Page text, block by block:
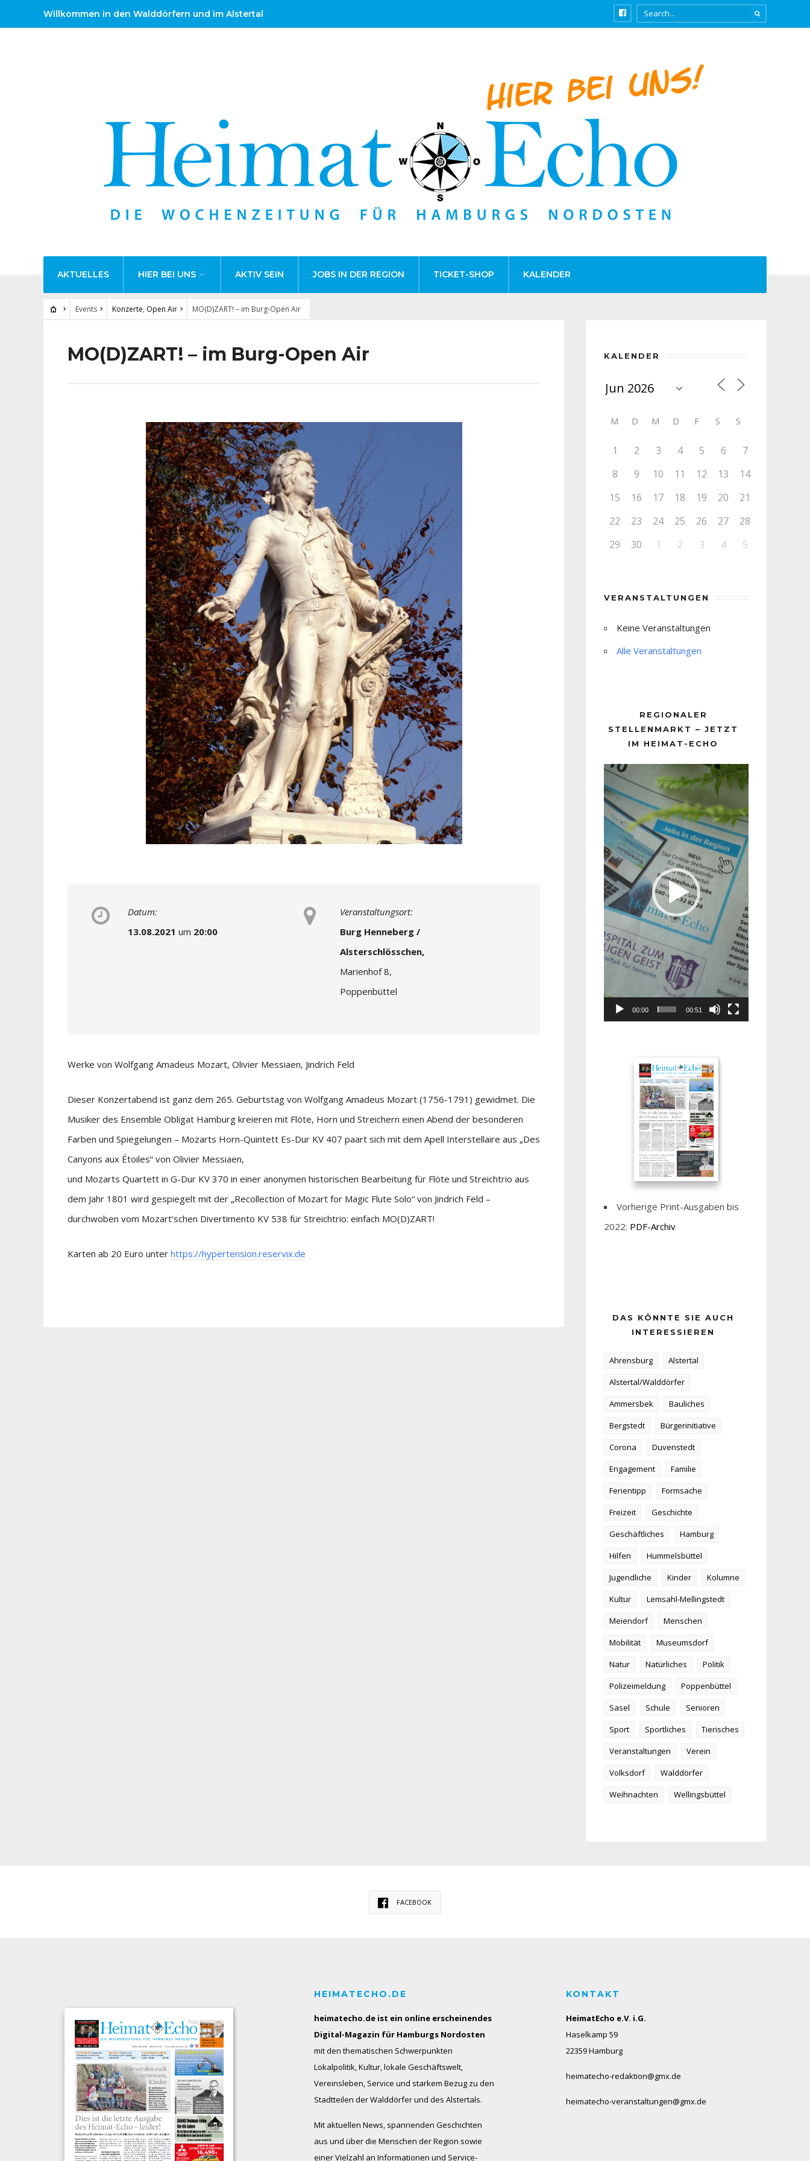
Willkommen in den Walddörfern und im Alstertal
AKTUELLES HIER BEI UNS AKTIV SEIN JOBS IN DER REGION TICKET-SHOP KALENDER
Events Konzerte, Open Air MO(D)ZART! – im Burg-Open Air
MO(D)ZART! – im Burg-Open Air
Datum:
13.08.2021 um 20:00
Veranstaltungsort:
Burg Henneberg /
Alsterschlösschen,
Marienhof 8,
Poppenbüttel
Werke von Wolfgang Amadeus Mozart, Olivier Messiaen, Jindrich Feld
Dieser Konzertabend ist ganz dem 265. Geburtstag von Wolfgang Amadeus Mozart (1756-1791) gewidmet. Die
Musiker des Ensemble Obligat Hamburg kreieren mit Flöte, Horn und Streichern einen Abend der besonderen
Farben und Spiegelungen – Mozarts Horn-Quintett Es-Dur KV 407 paart sich mit dem Apell Interstellaire aus „Des
Canyons aux Étoiles“ von Olivier Messiaen,
und Mozarts Quartett in G-Dur KV 370 in einer anonymen historischen Bearbeitung für Flöte und Streichtrio aus
dem Jahr 1801 wird gespiegelt mit der „Recollection of Mozart for Magic Flute Solo“ von Jindrich Feld –
durchwoben vom Mozart’schen Divertimento KV 538 für Streichtrio: einfach MO(D)ZART!
Karten ab 20 Euro unter https://hypertension.reservix.de
KALENDER
M D M D F S S
1 2 3 4 5 6
7
8
9 10 11 12 13
14
15
16 17 18 19 20
21
22
23 24 25 26 27
28
29
30 1 2 3 4 5
VERANSTALTUNGEN
Keine Veranstaltungen
Alle Veranstaltungen
REGIONALER
STELLENMARKT – JETZT
IM HEIMAT-ECHO
Player
00:00 00:51
Vorherige Print-Ausgaben bis
2022: PDF-Archiv
DAS KÖNNTE SIE AUCH
INTERESSIEREN
Ahrensburg
Alstertal
Alstertal/Walddörfer
Ammersbek
Bauliches
Bergstedt
Bürgerinitiative
Corona
Duvenstedt
Engagement
Familie
Ferientipp
Formsache
Freizeit
Geschichte
Geschäftliches
Hamburg
Hilfen
Hummelsbüttel
Jugendliche
Kinder
Kolumne
Kultur
Lemsahl-Mellingstedt
Meiendorf
Menschen
Mobilität
Museumsdorf
Natur
Natürliches
Politik
Polizeimeldung
Poppenbüttel
Sasel
Schule
Senioren
Sport
Sportliches
Tierisches
Veranstaltungen
Verein
Volksdorf
Walddörfer
Weihnachten
Wellingsbüttel
FACEBOOK
HEIMATECHO.DE
heimatecho.de ist ein online erscheinendes
Digital-Magazin für Hamburgs Nordosten
mit den thematischen Schwerpunkten
Lokalpolitik, Kultur, lokale Geschäftswelt,
Vereinsleben, Service und starkem Bezug zu den
Stadtteilen der Walddörfer und des Alstertals.
Mit aktuellen News, spannenden Geschichten
aus und über die Menschen der Region sowie
einer Vielzahl an Informationen und Service-
KONTAKT
HeimatEcho e.V. i.G.
Haselkamp 59
22359 Hamburg
heimatecho-redaktion@gmx.de
heimatecho-veranstaltungen@gmx.de